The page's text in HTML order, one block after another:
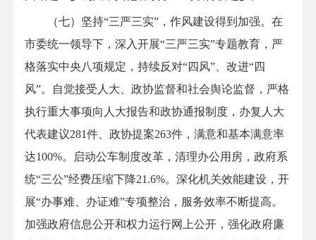
（七）坚持“三严三实”，作风建设得到加强。在
市委统一领导下，深入开展“三严三实”专题教育，严
格落实中央八项规定，持续反对“四风”、改进“四
风”。自觉接受人大、政协监督和社会舆论监督，严格
执行重大事项向人大报告和政协通报制度，办复人大
代表建议281件、政协提案263件，满意和基本满意率
达100%。启动公车制度改革，清理办公用房，政府系
统“三公”经费压缩下降21.6%。深化机关效能建设，开
展“办事难、办证难”专项整治，服务效率不断提高。
加强政府信息公开和权力运行网上公开，强化政府廉